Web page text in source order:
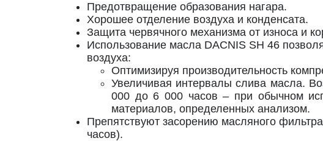
Предотвращение образования нагара.
Хорошее отделение воздуха и конденсата.
Защита червячного механизма от износа и
Использование масла DACNIS SH 46
воздуха:
Оптимизируя производительность
Увеличивая интервалы слива масла.
000 до 6 000 часов – при обычном
материалов, определенных анализом.
Препятствуют засорению масляного
часов).